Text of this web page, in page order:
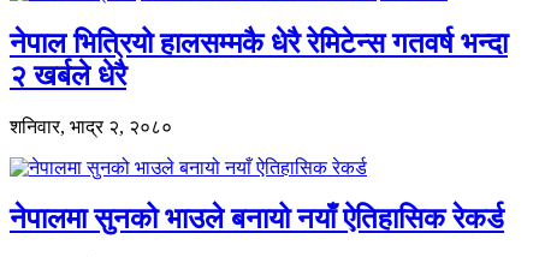
नेपाल भित्रियो हालसम्मकै धेरै रेमिटेन्स गतवर्ष भन्दा
२ खर्बले धेरै
शनिवार, भाद्र २, २०८०
नेपालमा सुनको भाउले बनायो नयाँ ऐतिहासिक रेकर्ड